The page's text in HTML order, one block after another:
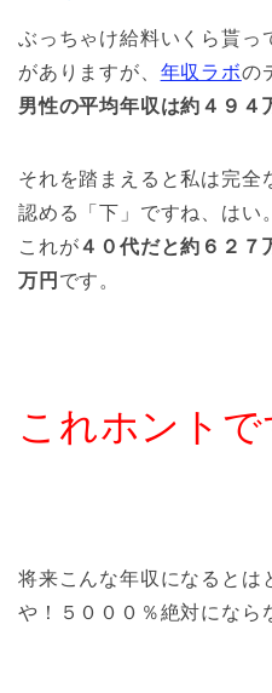
ぶっちゃけ給料いくら貰っ
がありますが、 年収ラボの
男性の平均年収は約４９４
それを踏まえると私は完全
認める「下」ですね、はい
これが４０代だと約６２７
万円 です。
これホントで
将来こんな年収になるとは
や！５０００％絶対になら